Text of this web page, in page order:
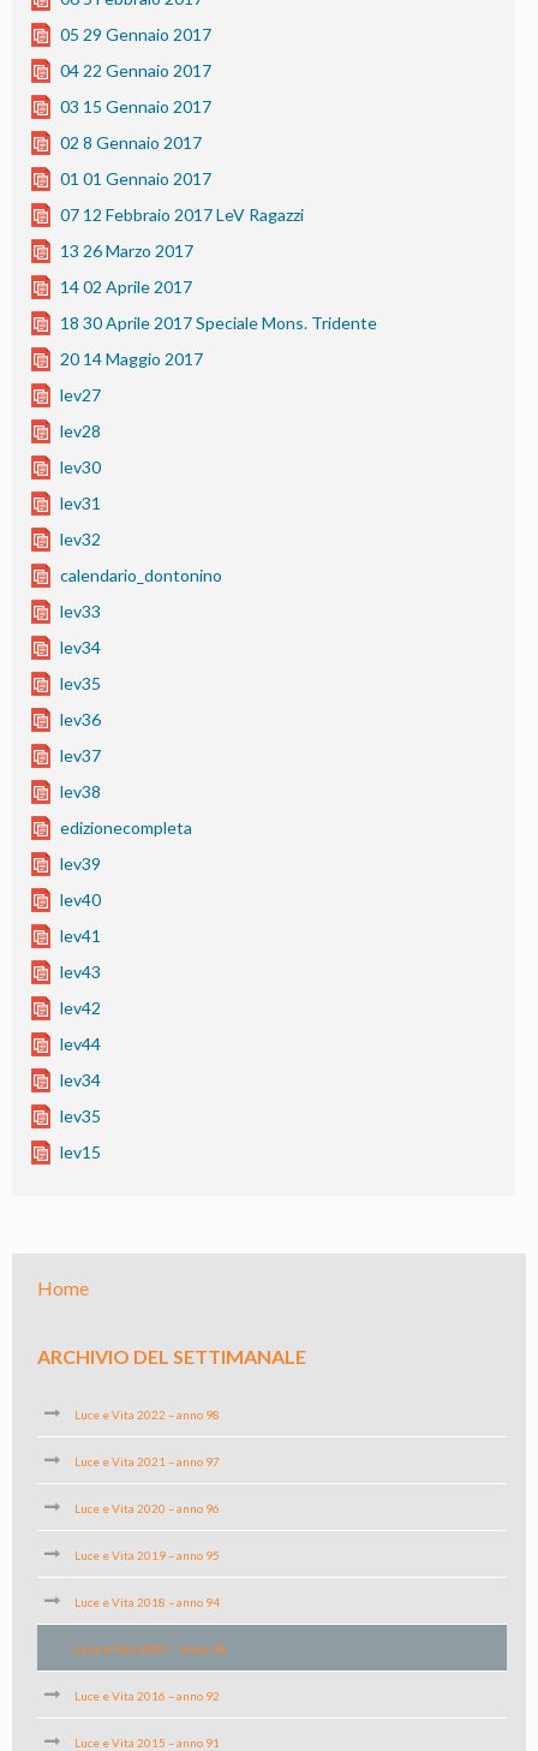
05 29 Gennaio 2017
04 22 Gennaio 2017
03 15 Gennaio 2017
02 8 Gennaio 2017
01 01 Gennaio 2017
07 12 Febbraio 2017 LeV Ragazzi
13 26 Marzo 2017
14 02 Aprile 2017
18 30 Aprile 2017 Speciale Mons. Tridente
20 14 Maggio 2017
lev27
lev28
lev30
lev31
lev32
calendario_dontonino
lev33
lev34
lev35
lev36
lev37
lev38
edizionecompleta
lev39
lev40
lev41
lev43
lev42
lev44
lev34
lev35
lev15
Home
ARCHIVIO DEL SETTIMANALE
Luce e Vita 2022 – anno 98
Luce e Vita 2021 – anno 97
Luce e Vita 2020 – anno 96
Luce e Vita 2019 – anno 95
Luce e Vita 2018 – anno 94
Luce e Vita 2017 – anno 93
Luce e Vita 2016 – anno 92
Luce e Vita 2015 – anno 91